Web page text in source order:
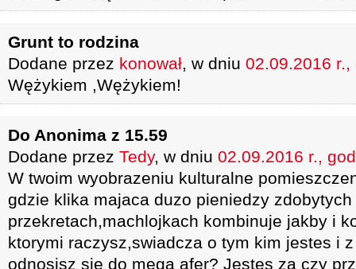
Grunt to rodzina
Dodane przez konował, w dniu 02.09.2016
Wężykiem ,Wężykiem!
Do Anonima z 15.59
Dodane przez Tedy, w dniu 02.09.2016 r.,
W twoim wyobrazeniu kulturalne
gdzie klika majaca duzo pieniedzy zdobytych
przekretach,machlojkach kombinuje jakby i
ktorymi raczysz,swiadcza o tym kim jestes i
odnosisz sie do mega afer? Jestes za czy